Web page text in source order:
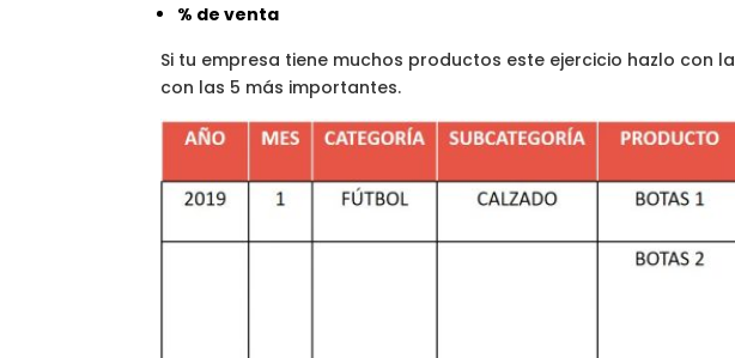
% de venta
Si tu empresa tiene muchos productos este ejercicio hazlo
con las 5 más importantes.